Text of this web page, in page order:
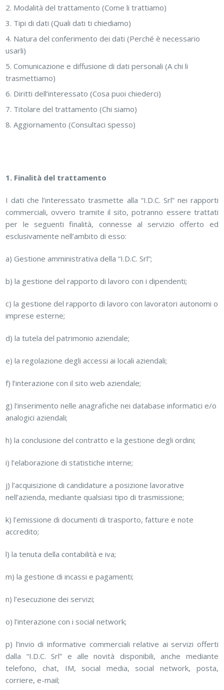
Modalità del trattamento (Come li trattiamo)
Tipi di dati (Quali dati ti chiediamo)
Natura del conferimento dei dati (Perché è necessario
usarli)
Comunicazione e diffusione di dati personali (A chi li
trasmettiamo)
Diritti dell’interessato (Cosa puoi chiederci)
Titolare del trattamento (Chi siamo)
Aggiornamento (Consultaci spesso)
1. Finalità del trattamento
I dati che l’interessato trasmette alla “I.D.C. Srl” nei rapporti
commerciali, ovvero tramite il sito, potranno essere trattati
per le seguenti finalità, connesse al servizio offerto ed
esclusivamente nell’ambito di esso:
a) Gestione amministrativa della “I.D.C. Srl”;
b) la gestione del rapporto di lavoro con i dipendenti;
c) la gestione del rapporto di lavoro con lavoratori autonomi o
imprese esterne;
d) la tutela del patrimonio aziendale;
e) la regolazione degli accessi ai locali aziendali;
f) l’interazione con il sito web aziendale;
g) l’inserimento nelle anagrafiche nei database informatici e/o
analogici aziendali;
h) la conclusione del contratto e la gestione degli ordini;
i) l’elaborazione di statistiche interne;
j) l’acquisizione di candidature a posizione lavorative
nell’azienda, mediante qualsiasi tipo di trasmissione;
k) l’emissione di documenti di trasporto, fatture e note
accredito;
l) la tenuta della contabilità e iva;
m) la gestione di incassi e pagamenti;
n) l’esecuzione dei servizi;
o) l’interazione con i social network;
p) l’invio di informative commerciali relative ai servizi offerti
dalla “I.D.C. Srl” e alle novità disponibili, anche mediante
telefono, chat, IM, social media, social network, posta,
corriere, e-mail;